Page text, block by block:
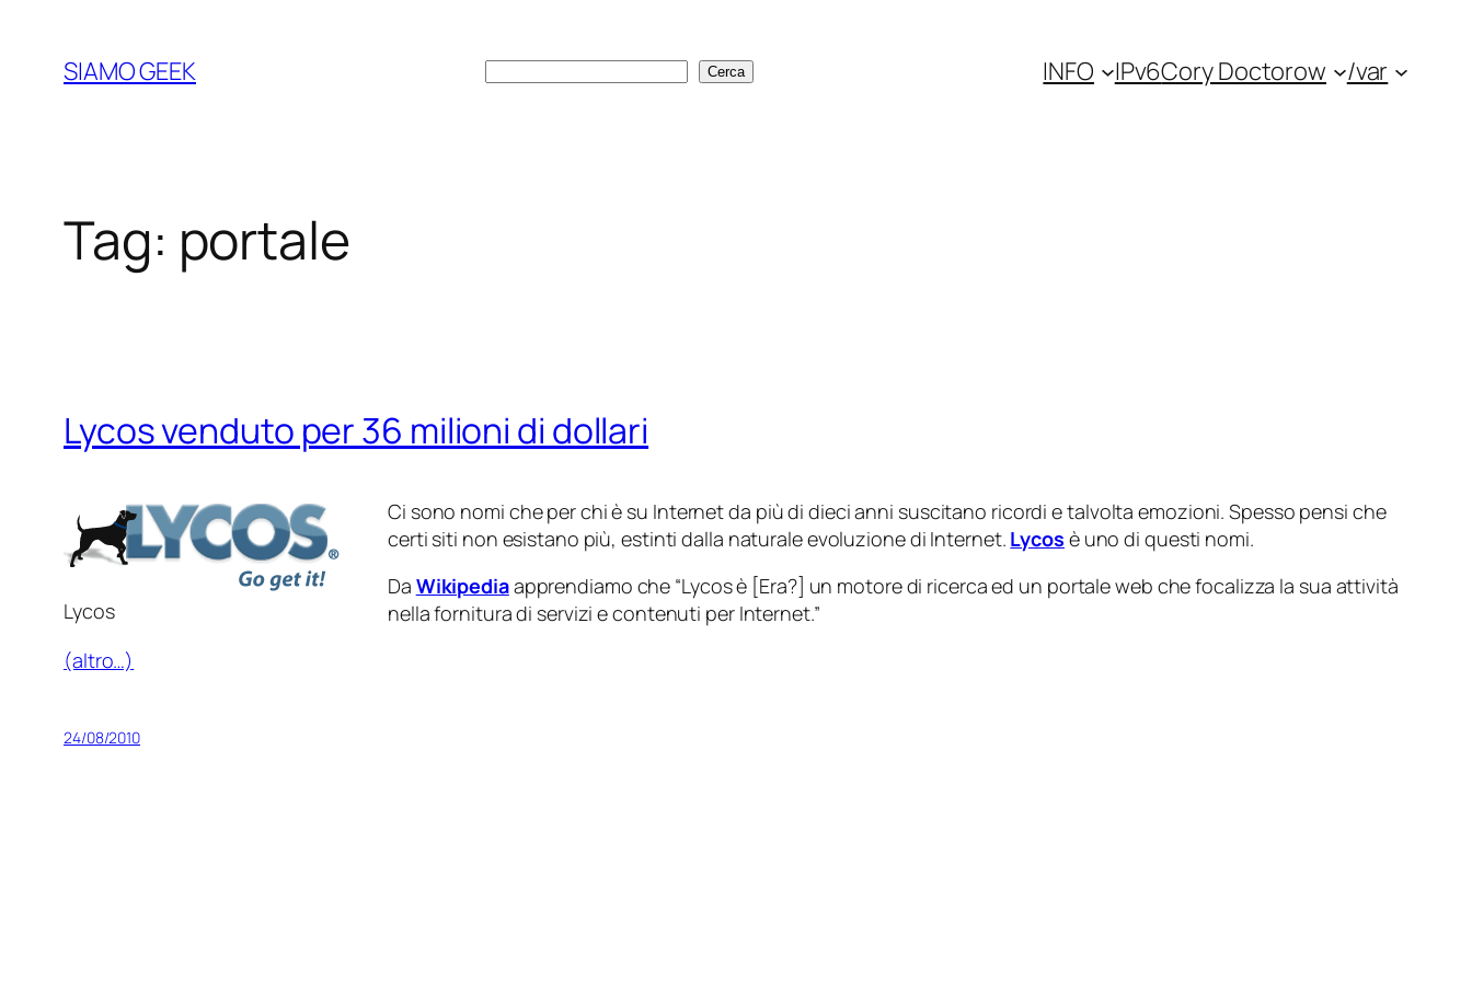
contenuto
SIAMO GEEK Cerca Cerca INFO IPv6Cory Doctorow /var
Tag: portale
Lycos venduto per 36 milioni di dollari
Lycos
Ci sono nomi che per chi è su Internet da più di dieci anni suscitano ricordi e talvolta emozioni. Spesso pensi che
certi siti non esistano più, estinti dalla naturale evoluzione di Internet. Lycos è uno di questi nomi.
Da Wikipediaapprendiamo che “Lycos è [Era?] un motore di ricerca ed un portale web che focalizza la sua attività
nella fornitura di servizi e contenuti per Internet.”
(altro…)
24/08/2010